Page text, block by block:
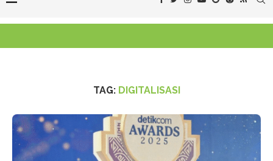
TAG: DIGITALISASI